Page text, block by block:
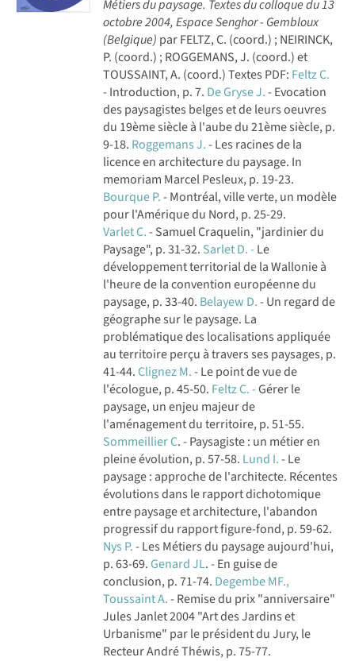
Métiers du paysage. Textes du colloque du 13
octobre 2004, Espace Senghor - Gembloux
(Belgique) par FELTZ, C. (coord.) ; NEIRINCK,
P. (coord.) ; ROGGEMANS, J. (coord.) et
TOUSSAINT, A. (coord.) Textes PDF: Feltz C.
- Introduction, p. 7. De Gryse J.- Evocation
des paysagistes belges et de leurs oeuvres
du 19ème siècle à l'aube du 21ème siècle, p.
9-18. Roggemans J.- Les racines de la
licence en architecture du paysage. In
memoriam Marcel Pesleux, p. 19-23.
Bourque P.- Montréal, ville verte, un modèle
pour l'Amérique du Nord, p. 25-29.
Varlet C.- Samuel Craquelin, "jardinier du
Paysage", p. 31-32. Sarlet D. -Le
développement territorial de la Wallonie à
l'heure de la convention européenne du
paysage, p. 33-40. Belayew D.- Un regard de
géographe sur le paysage. La
problématique des localisations appliquée
au territoire perçu à travers ses paysages, p.
41-44.Clignez M.- Le point de vue de
l'écologue, p. 45-50. Feltz C. -Gérer le
paysage, un enjeu majeur de
l'aménagement du territoire, p. 51-55.
Sommeillier C. - Paysagiste : un métier en
pleine évolution, p. 57-58. Lund I.- Le
paysage : approche de l'architecte. Récentes
évolutions dans le rapport dichotomique
entre paysage et architecture, l'abandon
progressif du rapport figure-fond, p. 59-62.
Nys P.- Les Métiers du paysage aujourd'hui,
p. 63-69.Genard JL. - En guise de
conclusion, p. 71-74. Degembe MF.,
Toussaint A.- Remise du prix "anniversaire"
Jules Janlet 2004 "Art des Jardins et
Urbanisme" par le président du Jury, le
Recteur André Théwis, p. 75-77.